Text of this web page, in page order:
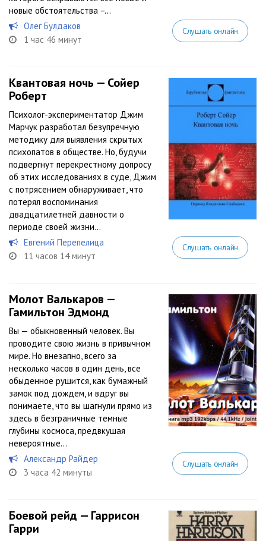
новые обстоятельства –...
Олег Булдаков
1 час 46 минут
Слушать онлайн
Квантовая ночь — Сойер
Роберт
Психолог-экспериментатор Джим
Марчук разработал безупречную
методику для выявления скрытых
психопатов в обществе. Но, будучи
подвергнут перекрестному допросу
об этих исследованиях в суде, Джим
с потрясением обнаруживает, что
потерял воспоминания
двадцатилетней давности о
периоде своей жизни...
Евгений Перепелица
11 часов 14 минут
Слушать онлайн
Молот Валькаров —
Гамильтон Эдмонд
Вы — обыкновенный человек. Вы
проводите свою жизнь в привычном
мире. Но внезапно, всего за
несколько часов в один день, все
обыденное рушится, как бумажный
замок под дождем, и вдруг вы
понимаете, что вы шагнули прямо из
здесь в безграничные темные
глубины космоса, предвкушая
невероятные...
Александр Райдер
3 часа 42 минуты
Слушать онлайн
Боевой рейд — Гаррисон
Гарри